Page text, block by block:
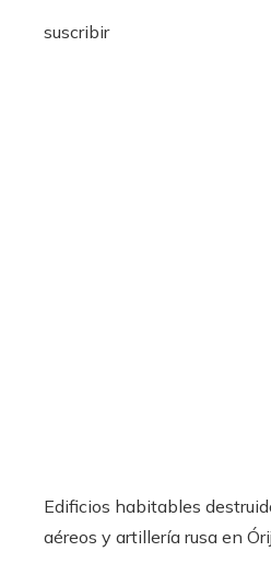
suscribir
Edificios habitables
aéreos y artillería rusa en